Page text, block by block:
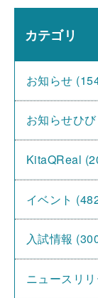
カテゴリ
お知らせ
お知らせひ
KitaQReal
イベント
入試情報
ニュースリ